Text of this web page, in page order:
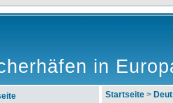
in
Startseite >